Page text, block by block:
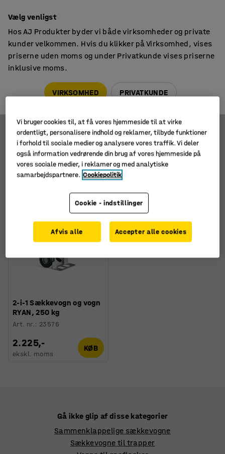
Kombi sækkevogne
Filtre Sortér
1 produkter
2-i-1 Sækkevogn og vogn
RYAN, 250 kg
Art. nr.: 23576
2.225,-
ekskl. moms
KØB
Gå ikke glip af disse kategorier
Sammenklappelige sækkevogne
Sækkevogne til trapper
Vælg venligst
Hos AJ Produkter byder vi både virksomheder og private
kunder velkommen. Hvis du klikker på Virksomhed, vises
priserne uden moms og under Privatkunde vises priserne
inklusive moms.
VIRKSOMHED PRIVATKUNDE
Vi bruger cookies til, at få vores hjemmeside til at virke
ordentligt, personalisere indhold og reklamer, tilbyde funktioner
i forhold til sociale medier og analysere vores traffik. Vi deler
også information vedrørende din brug af vores hjemmeside på
vores sociale medier, i reklamer og med analytiske
samarbejdspartnere. Cookiepolitik
Cookie - indstillinger
Afvis alle Accepter alle cookies